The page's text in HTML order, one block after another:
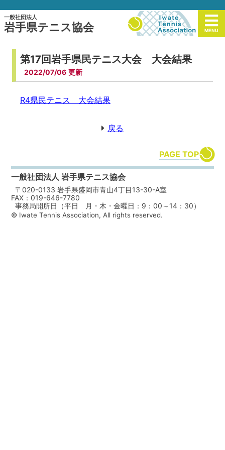
一般社団法人
岩手県テニス協会 MENU
第17回岩手県民テニス大会 大会結果
2022/07/06
R4県民テニス 大会結果
戻る
PAGE TOP
一般社団法人 岩手県テニス協会
〒020-0133 岩手県盛岡市青山4丁目13-30-A室
FAX：019-646-7780
事務局開所日（平日 月・木・金曜日：9：00～14：30）
© Iwate Tennis Association, All rights reserved.